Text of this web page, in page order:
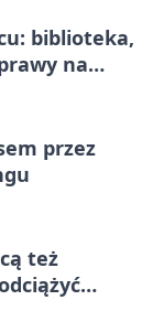
biblioteka,
na
przez
też